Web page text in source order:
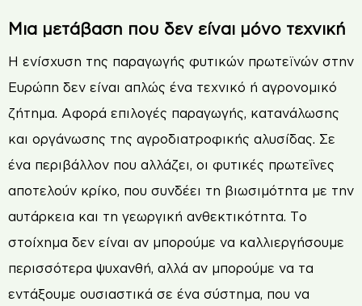
Μια μετάβαση που δεν είναι μόνο τεχνική
Η ενίσχυση της παραγωγής φυτικών πρωτεϊνών στην
Ευρώπη δεν είναι απλώς ένα τεχνικό ή αγρονομικό
ζήτημα. Αφορά επιλογές παραγωγής, κατανάλωσης
και οργάνωσης της αγροδιατροφικής αλυσίδας. Σε
ένα περιβάλλον που αλλάζει, οι φυτικές πρωτεΐνες
αποτελούν κρίκο, που συνδέει τη βιωσιμότητα με την
αυτάρκεια και τη γεωργική ανθεκτικότητα. Το
στοίχημα δεν είναι αν μπορούμε να καλλιεργήσουμε
περισσότερα ψυχανθή, αλλά αν μπορούμε να τα
εντάξουμε ουσιαστικά σε ένα σύστημα, που να